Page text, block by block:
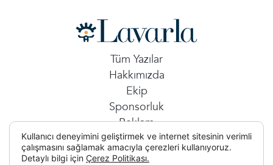
Tüm Yazılar
Hakkımızda
Ekip
Sponsorluk
Reklam
İletişim
Kullanıcı deneyimini geliştirmek ve internet sitesinin verimli
çalışmasını sağlamak amacıyla çerezleri kullanıyoruz.
Detaylı bilgi için Çerez Politikası.